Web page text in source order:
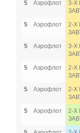
5
Аэрофлот
3-Х
5
Аэрофлот
2-Х
5
Аэрофлот
3-Х
5
Аэрофлот
2-Х
5
Аэрофлот
2-Х
5
Аэрофлот
2-Х